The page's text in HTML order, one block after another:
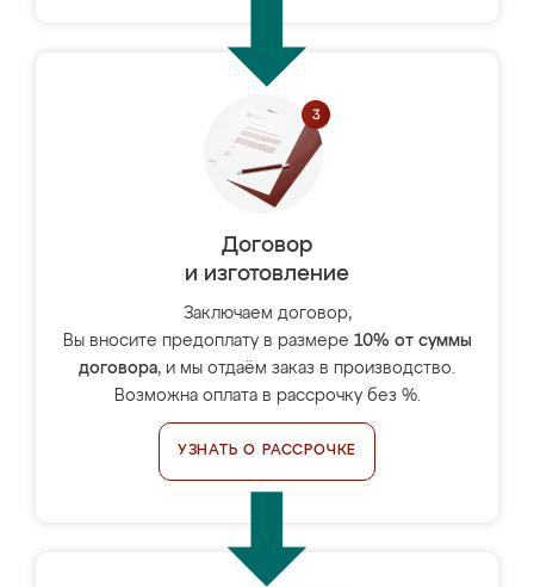
Договор
и изготовление
Заключаем договор,
Вы вносите предоплату в размере 10% от суммы
договора, и мы отдаём заказ в производство.
Возможна оплата в рассрочку без %.
УЗНАТЬ О РАССРОЧКЕ